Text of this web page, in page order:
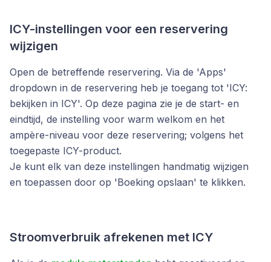
ICY-instellingen voor een reservering
wijzigen
Open de betreffende reservering. Via de 'Apps'
dropdown in de reservering heb je toegang tot 'ICY:
bekijken in ICY'. Op deze pagina zie je de start- en
eindtijd, de instelling voor warm welkom en het
ampère-niveau voor deze reservering; volgens het
toegepaste ICY-product.
Je kunt elk van deze instellingen handmatig wijzigen
en toepassen door op 'Boeking opslaan' te klikken.
Stroomverbruik afrekenen met ICY